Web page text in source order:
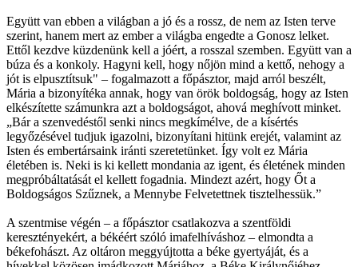
Együtt van ebben a világban a jó és a rossz, de nem az Isten terve
szerint, hanem mert az ember a világba engedte a Gonosz lelket.
Ettől kezdve küzdenünk kell a jóért, a rosszal szemben. Együtt van a
búza és a konkoly. Hagyni kell, hogy nőjön mind a kettő, nehogy a
jót is elpusztítsuk" – fogalmazott a főpásztor, majd arról beszélt,
Mária a bizonyítéka annak, hogy van örök boldogság, hogy az Isten
elkészítette számunkra azt a boldogságot, ahová meghívott minket.
„Bár a szenvedéstől senki nincs megkímélve, de a kísértés
legyőzésével tudjuk igazolni, bizonyítani hitünk erejét, valamint az
Isten és embertársaink iránti szeretetünket. Így volt ez Mária
életében is. Neki is ki kellett mondania az igent, és életének minden
megpróbáltatását el kellett fogadnia. Mindezt azért, hogy Őt a
Boldogságos Szűznek, a Mennybe Felvetettnek tisztelhessük.”
A szentmise végén – a főpásztor csatlakozva a szentföldi
keresztényekért, a békéért szóló imafelhíváshoz – elmondta a
békefohászt. Az oltáron meggyújtotta a béke gyertyáját, és a